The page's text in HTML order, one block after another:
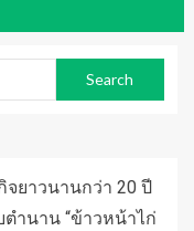
จยาวนานกว่า 20 ปี
ำนาน “ข้าวหน้าไก่